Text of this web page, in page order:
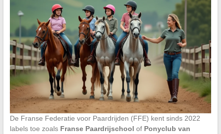
De Franse Federatie voor Paardrijden (FFE) kent sinds 2022
labels toe zoals Franse Paardrijschool of Ponyclub van